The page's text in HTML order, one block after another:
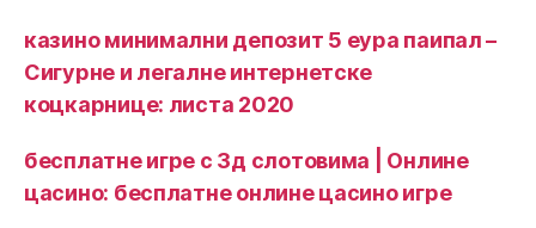
казино минимални депозит 5 еура паипал –
Сигурне и легалне интернетске
коцкарнице: листа 2020
бесплатне игре с 3д слотовима | Онлине
цасино: бесплатне онлине цасино игре